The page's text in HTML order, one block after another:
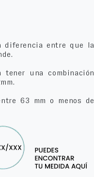
diferencia entre que la
tener una combinación
63 mm o menos de